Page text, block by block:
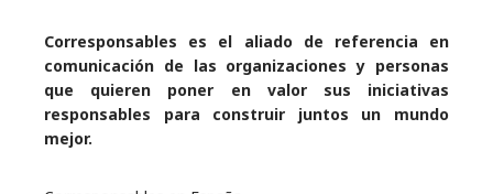
Corresponsables es el aliado de referencia en
comunicación de las organizaciones y personas
que quieren poner en valor sus iniciativas
responsables para construir juntos un mundo
mejor.